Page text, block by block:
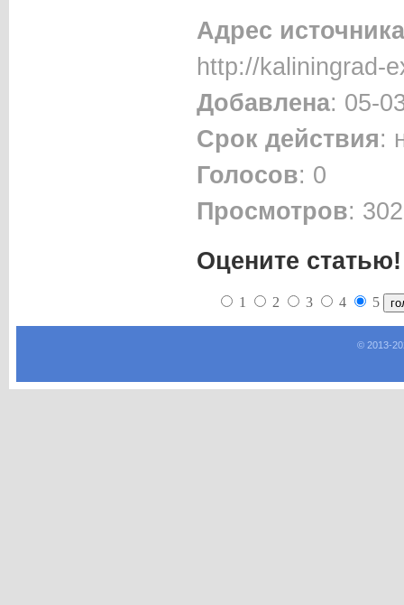
Адрес источника
http://kaliningrad-
Добавлена: 05-
Срок действия:
Голосов: 0
Просмотров: 302
Оцените статью!
1 2 3 4 5
© 2013-